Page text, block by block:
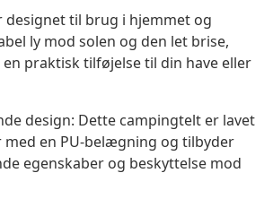
designet til brug i hjemmet og
ly mod solen og den let brise,
praktisk tilføjelse til din have eller
design: Dette campingtelt er lavet
med en PU-belægning og tilbyder
egenskaber og beskyttelse mod